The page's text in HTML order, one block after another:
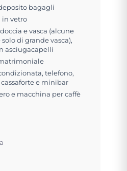
bagagli
in vetro
e vasca (alcune
di grande vasca),
asciugacapelli
telefono,
e minibar
e macchina per caffè